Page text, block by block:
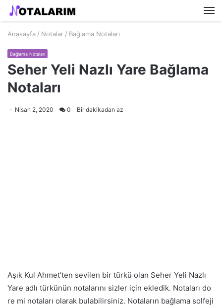
Anasayfa / Notalar / Bağlama Notaları
Bağlama Notaları
Seher Yeli Nazlı Yare Bağlama
Notaları
Nisan 2, 2020 0 Bir dakikadan az
Aşık Kul Ahmet’ten sevilen bir türkü olan Seher Yeli Nazlı
Yare adlı türkünün notalarını sizler için ekledik. Notaları do
re mi notaları olarak bulabilirsiniz. Notaların bağlama solfeji